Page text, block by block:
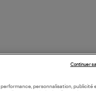
personnalisation, publicité
Continuer